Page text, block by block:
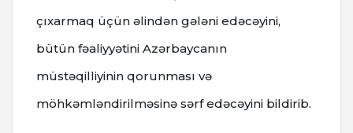
çıxarmaq üçün əlindən gələni edəcəyini,
bütün fəaliyyətini Azərbaycanın
müstəqilliyinin qorunması və
möhkəmləndirilməsinə sərf edəcəyini bildirib.